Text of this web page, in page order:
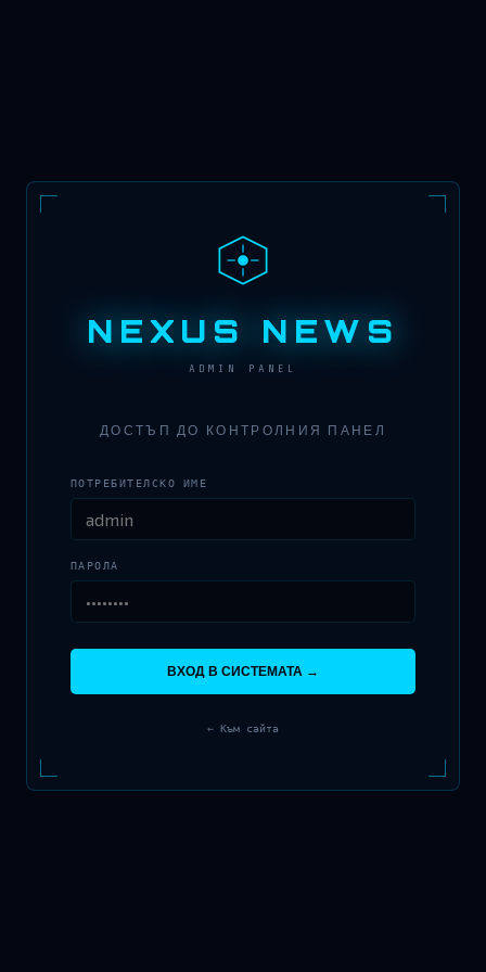
NEXUS NEWS
ADMIN PANEL
ДОСТЪП ДО КОНТРОЛНИЯ ПАНЕЛ
ПОТРЕБИТЕЛСКО ИМЕ
ПАРОЛА
ВХОД В СИСТЕМАТА →
← Към сайта